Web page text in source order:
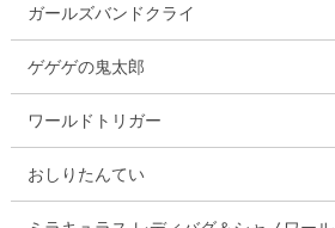
ガールズバンドクライ
ゲゲゲの鬼太郎
ワールドトリガー
おしりたんてい